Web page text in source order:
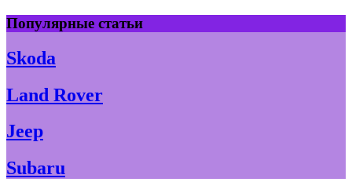
Skip
to
content
Популярные статьи
Skoda
Land Rover
Jeep
Subaru